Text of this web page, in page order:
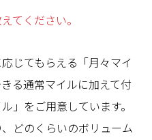
てください。
じてもらえる「月々マイ
る通常マイルに加えて付
」をご用意しています。
どのくらいのボリューム